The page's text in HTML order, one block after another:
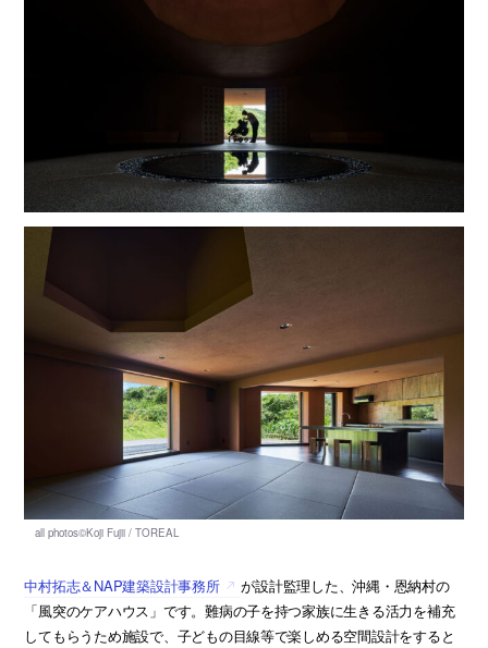
中村拓志＆NAP建築設計事務所
が設計監理した、沖縄・恩納村の
「風突のケアハウス」です。難病の子を持つ家族に生きる活力を補充
してもらうため施設で、子どもの目線等で楽しめる空間設計をすると